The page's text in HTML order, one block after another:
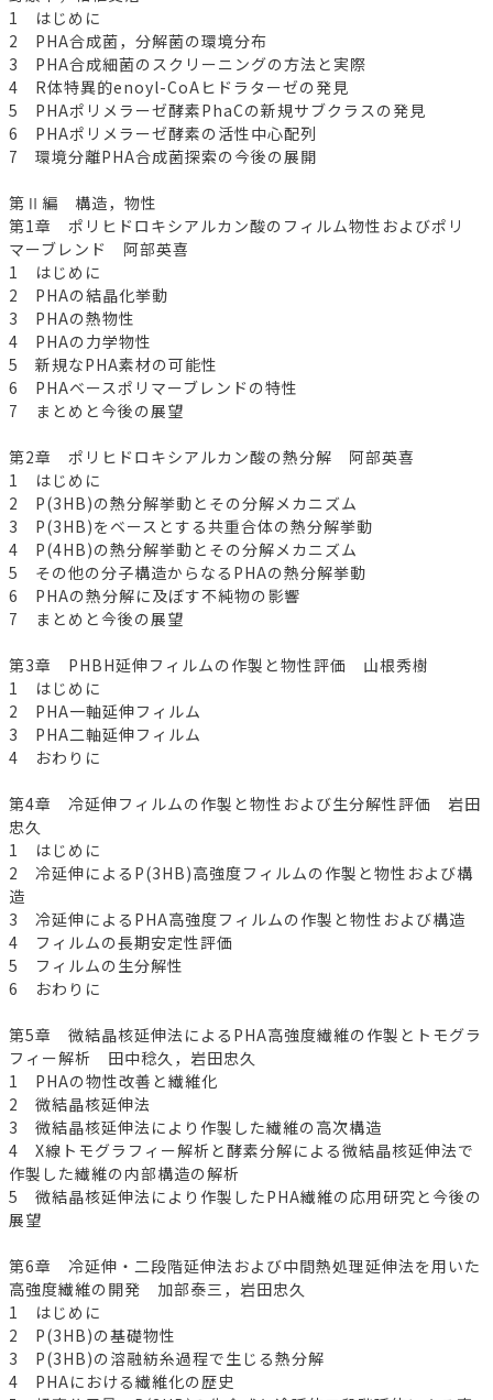
1 はじめに
2 PHA合成菌，分解菌の環境分布
3 PHA合成細菌のスクリーニングの方法と実際
4 R体特異的enoyl-CoAヒドラターゼの発見
5 PHAポリメラーゼ酵素PhaCの新規サブクラスの発見
6 PHAポリメラーゼ酵素の活性中心配列
7 環境分離PHA合成菌探索の今後の展開
第Ⅱ編 構造，物性
第1章 ポリヒドロキシアルカン酸のフィルム物性およびポリ
マーブレンド 阿部英喜
1 はじめに
2 PHAの結晶化挙動
3 PHAの熱物性
4 PHAの力学物性
5 新規なPHA素材の可能性
6 PHAベースポリマーブレンドの特性
7 まとめと今後の展望
第2章 ポリヒドロキシアルカン酸の熱分解 阿部英喜
1 はじめに
2 P(3HB)の熱分解挙動とその分解メカニズム
3 P(3HB)をベースとする共重合体の熱分解挙動
4 P(4HB)の熱分解挙動とその分解メカニズム
5 その他の分子構造からなるPHAの熱分解挙動
6 PHAの熱分解に及ぼす不純物の影響
7 まとめと今後の展望
第3章 PHBH延伸フィルムの作製と物性評価 山根秀樹
1 はじめに
2 PHA一軸延伸フィルム
3 PHA二軸延伸フィルム
4 おわりに
第4章 冷延伸フィルムの作製と物性および生分解性評価 岩田
忠久
1 はじめに
2 冷延伸によるP(3HB)高強度フィルムの作製と物性および構
造
3 冷延伸によるPHA高強度フィルムの作製と物性および構造
4 フィルムの長期安定性評価
5 フィルムの生分解性
6 おわりに
第5章 微結晶核延伸法によるPHA高強度繊維の作製とトモグラ
フィー解析 田中稔久，岩田忠久
1 PHAの物性改善と繊維化
2 微結晶核延伸法
3 微結晶核延伸法により作製した繊維の高次構造
4 X線トモグラフィー解析と酵素分解による微結晶核延伸法で
作製した繊維の内部構造の解析
5 微結晶核延伸法により作製したPHA繊維の応用研究と今後の
展望
第6章 冷延伸・二段階延伸法および中間熱処理延伸法を用いた
高強度繊維の開発 加部泰三，岩田忠久
1 はじめに
2 P(3HB)の基礎物性
3 P(3HB)の溶融紡糸過程で生じる熱分解
4 PHAにおける繊維化の歴史